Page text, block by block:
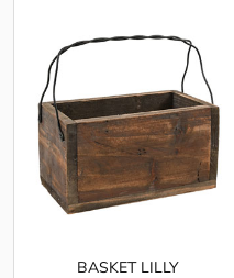
BASKET LILLY